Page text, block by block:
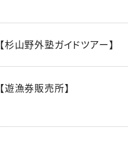
【杉山野外塾ガイドツアー】
【遊漁券販売所】